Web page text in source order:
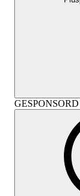
GESPONSORD